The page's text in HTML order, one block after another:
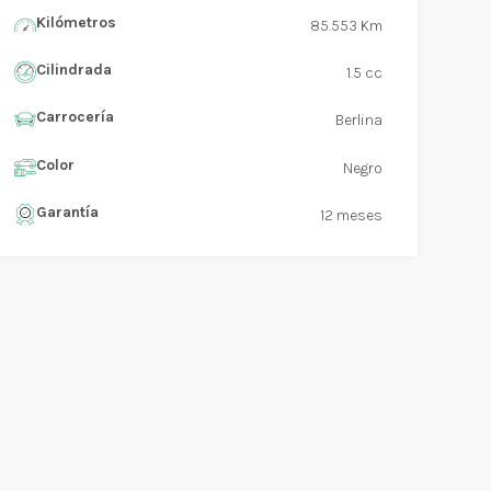
Kilómetros 85.553 Km
Cilindrada 1.5 cc
Carrocería Berlina
Color Negro
Garantía 12 meses